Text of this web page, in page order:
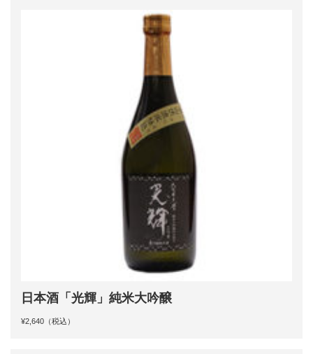
日本酒「光輝」純米大吟醸
¥2,640（税込）